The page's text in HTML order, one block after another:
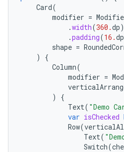
Card(
modifier =
.width(360.dp)
.padding(16.dp
shape =
)
{
Column(
modifier =
)
{
Text( "Demo
var isChecked
Row(
Text(
Switch(